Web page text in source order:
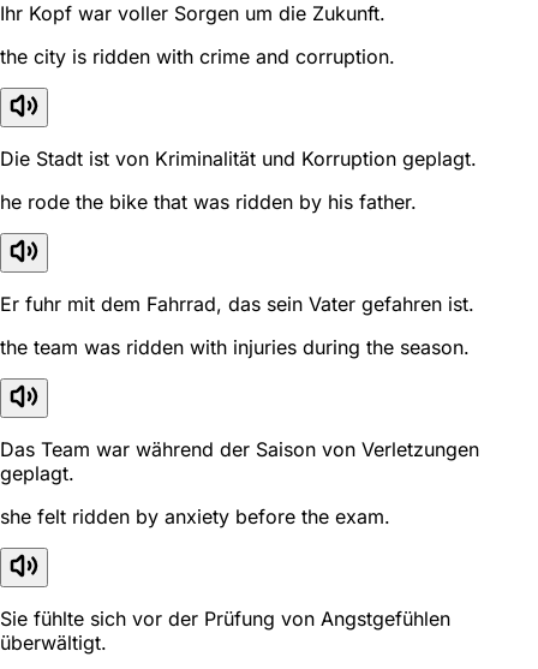
Ihr Kopf war voller Sorgen um die Zukunft.
the city is ridden with crime and corruption.
Die Stadt ist von Kriminalität und Korruption geplagt.
he rode the bike that was ridden by his father.
Er fuhr mit dem Fahrrad, das sein Vater gefahren ist.
the team was ridden with injuries during the season.
Das Team war während der Saison von Verletzungen
geplagt.
she felt ridden by anxiety before the exam.
Sie fühlte sich vor der Prüfung von Angstgefühlen
überwältigt.